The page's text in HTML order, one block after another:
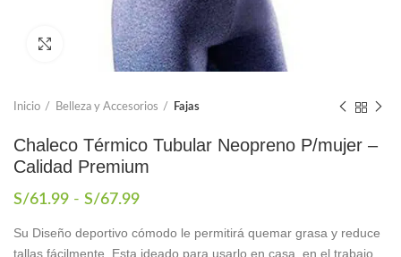
Click to enlarge
Inicio Belleza y Accesorios Fajas
Chaleco Térmico Tubular Neopreno P/mujer –
Calidad Premium
S/61.99 - S/67.99Rango
precios:
Su Diseño deportivo cómodo le permitirá quemar grasa y reduce
tallas fácilmente. Esta ideado para usarlo en casa, en el trabajo,